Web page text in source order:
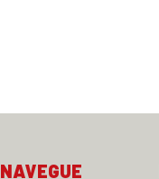
NAVEGUE